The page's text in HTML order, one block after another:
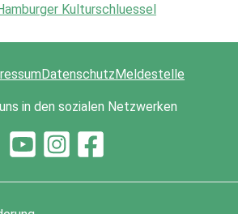
Datenschutz Meldestelle
in den sozialen Netzwerken